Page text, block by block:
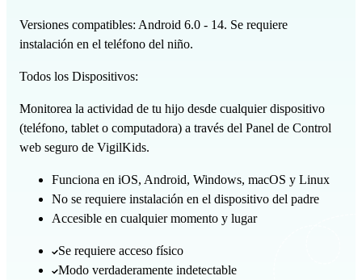
Versiones compatibles: Android 6.0 - 14. Se requiere
instalación en el teléfono del niño.
Todos los Dispositivos:
Monitorea la actividad de tu hijo desde cualquier dispositivo
(teléfono, tablet o computadora) a través del Panel de Control
web seguro de VigilKids.
Funciona en iOS, Android, Windows, macOS y Linux
No se requiere instalación en el dispositivo del padre
Accesible en cualquier momento y lugar
Se requiere acceso físico
Modo verdaderamente indetectable